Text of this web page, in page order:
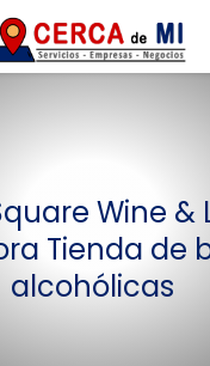
Wine &
Tienda de
alcohólicas